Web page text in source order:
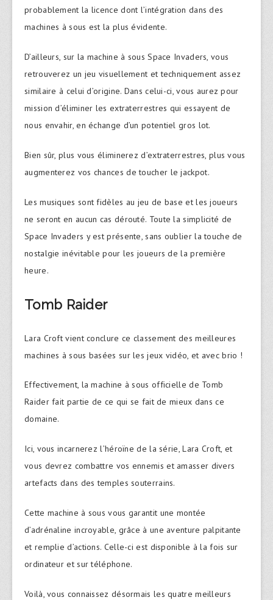
probablement la licence dont l’intégration dans des
machines à sous est la plus évidente.
D’ailleurs, sur la machine à sous Space Invaders, vous
retrouverez un jeu visuellement et techniquement assez
similaire à celui d’origine. Dans celui-ci, vous aurez pour
mission d’éliminer les extraterrestres qui essayent de
nous envahir, en échange d’un potentiel gros lot.
Bien sûr, plus vous éliminerez d’extraterrestres, plus vous
augmenterez vos chances de toucher le jackpot.
Les musiques sont fidèles au jeu de base et les joueurs
ne seront en aucun cas dérouté. Toute la simplicité de
Space Invaders y est présente, sans oublier la touche de
nostalgie inévitable pour les joueurs de la première
heure.
Tomb Raider
Lara Croft vient conclure ce classement des meilleures
machines à sous basées sur les jeux vidéo, et avec brio !
Effectivement, la machine à sous officielle de Tomb
Raider fait partie de ce qui se fait de mieux dans ce
domaine.
Ici, vous incarnerez l’héroïne de la série, Lara Croft, et
vous devrez combattre vos ennemis et amasser divers
artefacts dans des temples souterrains.
Cette machine à sous vous garantit une montée
d’adrénaline incroyable, grâce à une aventure palpitante
et remplie d’actions. Celle-ci est disponible à la fois sur
ordinateur et sur téléphone.
Voilà, vous connaissez désormais les quatre meilleurs